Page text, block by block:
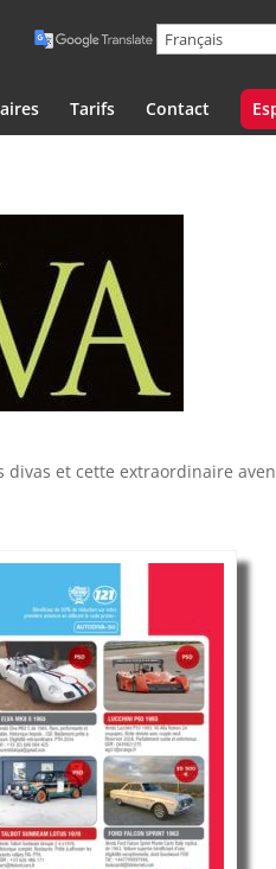
Tarifs Contact
divas et cette extraordinaire